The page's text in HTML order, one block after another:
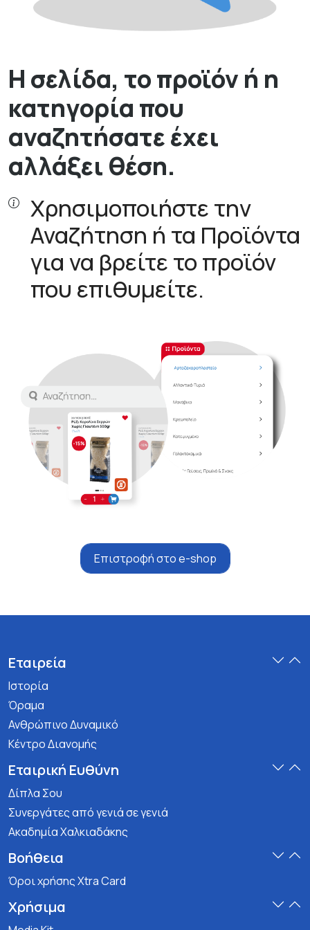
Η σελίδα, το προϊόν ή η
κατηγορία που
αναζητήσατε έχει
αλλάξει θέση.
Χρησιμοποιήστε την
Αναζήτηση ή τα Προϊόντα
για να βρείτε το προϊόν
που επιθυμείτε.
Επιστροφή στο e-shop
Εταιρεία
Ιστορία
Όραμα
Ανθρώπινο Δυναμικό
Κέντρο Διανομής
Εταιρική Ευθύνη
Δίπλα Σου
Συνεργάτες από γενιά σε γενιά
Ακαδημία Χαλκιαδάκης
Βοήθεια
Όροι χρήσης Xtra Card
Χρήσιμα